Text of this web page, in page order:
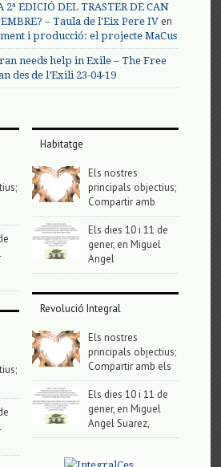
2ª EDICIÓ DEL TRASTER DE CAN
– Taula de l'Eix Pere IV en
i producció: el projecte MaCus
needs help in Exile – The Free
des de l’Exili 23-04-19
Habitatge
Els nostres
principals objectius;
Compartir amb
Els dies 10 i 11 de
gener, en Miguel
Angel
Revolució Integral
Els nostres
principals objectius;
Compartir amb els
Els dies 10 i 11 de
gener, en Miguel
Angel Suarez,